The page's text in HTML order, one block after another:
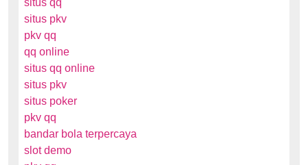
situs qq
situs pkv
pkv qq
qq online
situs qq online
situs pkv
situs poker
pkv qq
bandar bola terpercaya
slot demo